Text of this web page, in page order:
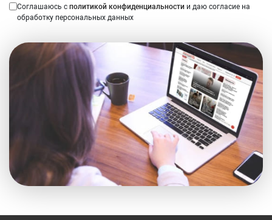
Соглашаюсь с политикой конфиденциальности и даю согласие на
обработку персональных данных